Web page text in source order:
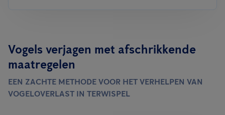
Vogels verjagen met afschrikkende
maatregelen
EEN ZACHTE METHODE VOOR HET VERHELPEN VAN
VOGELOVERLAST IN TERWISPEL